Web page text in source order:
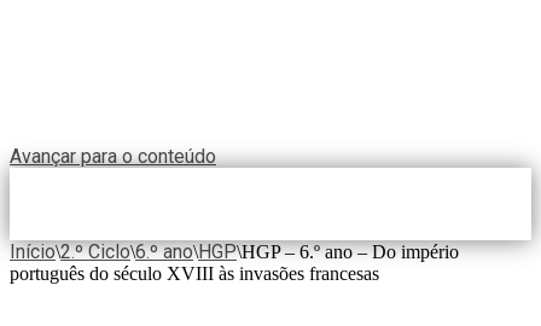
Avançar para o conteúdo
Início\2.º Ciclo\6.º ano\HGP\HGP – 6.º ano – Do império
português do século XVIII às invasões francesas